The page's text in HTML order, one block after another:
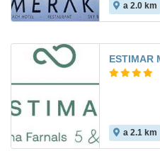
a 2.0 km
ESTIMAR
a 2.1 km